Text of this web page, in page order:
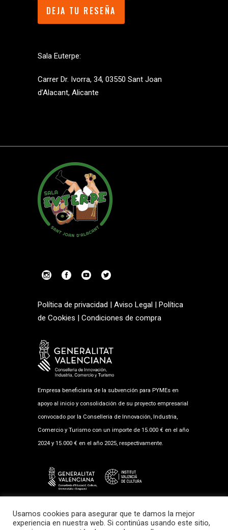
DEJA TU RESEÑA
Sala Euterpe:
Carrer Dr. Ivorra, 34, 03550 Sant Joan
d’Alacant, Alicante
Política de privacidad | Aviso Legal | Política
de Cookies | Condiciones de compra
Empresa beneficiaria de la subvención para PYMEs en
apoyo al inicio y consolidación de su proyecto empresarial
convocado por la Conselleria de Innovación, Industria,
Comercio y Turismo con un importe de 15.000 € en el año
2024 y 15.000 € en el año 2025, respectivamente.
2025 en la modalidad de Salas de Exhibición con un
Usamos cookies para asegurar que te damos la mejor
experiencia en nuestra web. Si continúas usando este sitio,